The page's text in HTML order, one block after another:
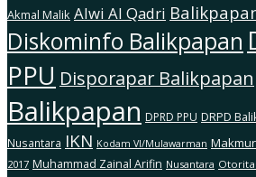
Akmal Malik Alwi Al Qadri
Diskominfo Balikpapan
PPU Disporapar Balikpapan
Balikpapan DPRD PPU DRPD
Nusantara IKN Kodam Vl/Mulawarman
2017 Muhammad Zainal Arifin Nusantara Otorita